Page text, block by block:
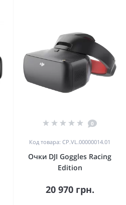
0
Код товара: CP.VL.00000014.01
Очки DJI Goggles Racing
Edition
20 970 грн.